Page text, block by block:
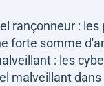
rançonneur :
forte somme
: les
malveillant